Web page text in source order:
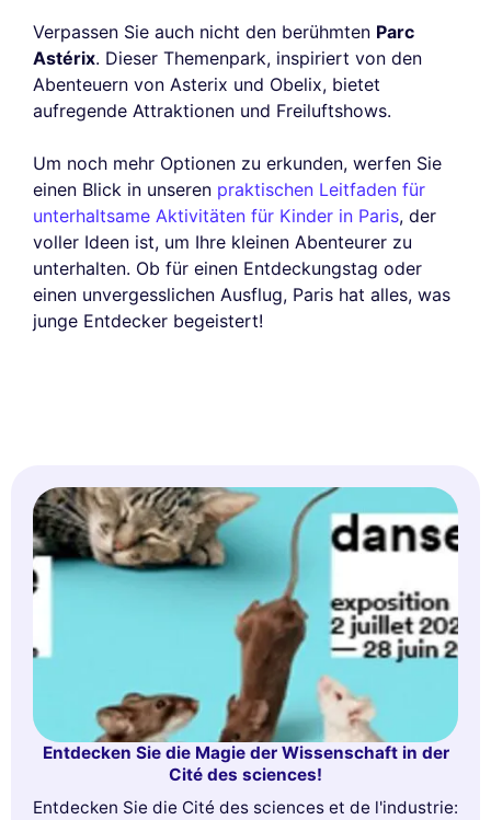
Verpassen Sie auch nicht den berühmten Parc
Astérix. Dieser Themenpark, inspiriert von den
Abenteuern von Asterix und Obelix, bietet
aufregende Attraktionen und Freiluftshows.
Um noch mehr Optionen zu erkunden, werfen Sie
einen Blick in unseren praktischen Leitfaden für
unterhaltsame Aktivitäten für Kinder in Paris, der
voller Ideen ist, um Ihre kleinen Abenteurer zu
unterhalten. Ob für einen Entdeckungstag oder
einen unvergesslichen Ausflug, Paris hat alles, was
junge Entdecker begeistert!
Entdecken Sie die Magie der Wissenschaft in der
Cité des sciences!
Entdecken Sie die Cité des sciences et de l'industrie: